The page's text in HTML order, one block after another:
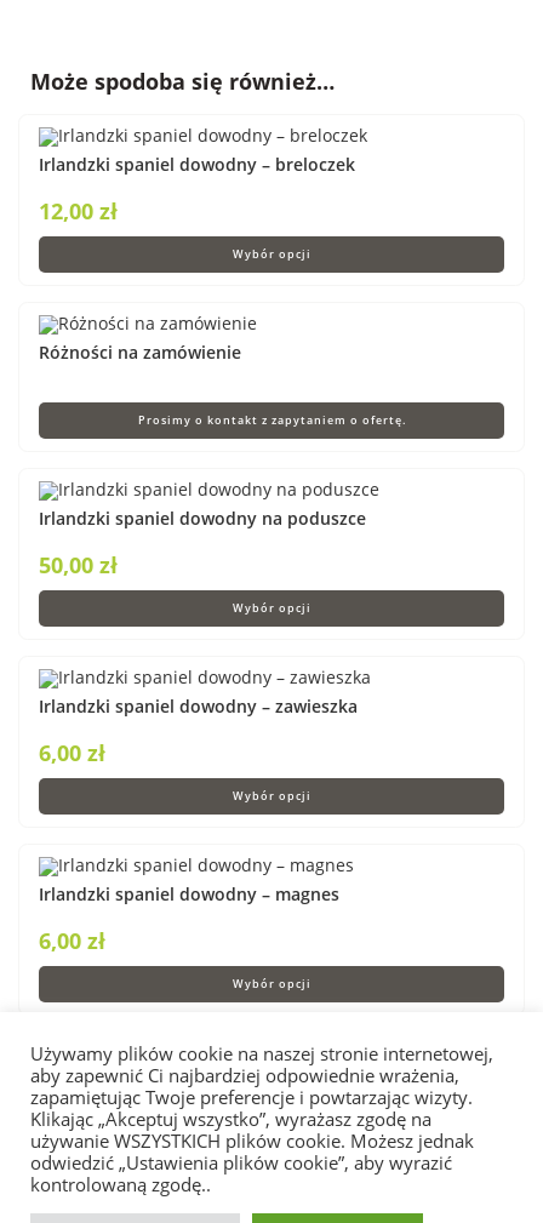
Może spodoba się również…
Irlandzki spaniel dowodny – breloczek
12,00zł
Wybór opcji
Różności na zamówienie
Prosimy o kontakt z zapytaniem o ofertę.
Irlandzki spaniel dowodny na poduszce
50,00zł
Wybór opcji
Irlandzki spaniel dowodny – zawieszka
6,00zł
Wybór opcji
Irlandzki spaniel dowodny – magnes
6,00zł
Wybór opcji
Irlandzki spaniel dowodny „na słodko” – foremki do
ciastek
45,00zł – 60,00zł
Używamy plików cookie na naszej stronie internetowej,
aby zapewnić Ci najbardziej odpowiednie wrażenia,
zapamiętując Twoje preferencje i powtarzając wizyty.
Klikając „Akceptuj wszystko”, wyrażasz zgodę na
używanie WSZYSTKICH plików cookie. Możesz jednak
odwiedzić „Ustawienia plików cookie”, aby wyrazić
kontrolowaną zgodę..